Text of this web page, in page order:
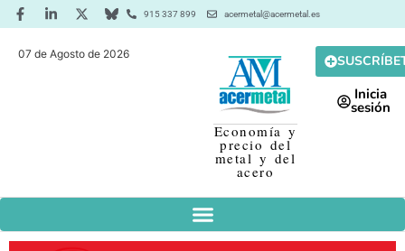
915 337 899 acermetal@acermetal.es
07 de Agosto de 2026
Economía y
precio del
metal y del
acero
Inicia
sesión